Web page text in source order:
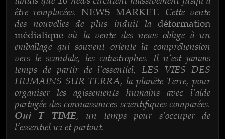
être remplacées.NEWS MARKET. Cette vente
des nouvelles de plus induit la déformation
médiatique où la vente des news oblige à un
emballage qui souvent oriente la compréhension
vers le scandale, les catastrophes. Il n’est jamais
temps de partir de l’essentiel, LES VIES DES
HUMAINS SUR TERRA, la planète Terre, pour
organiser les agissements humains avec l’aide
partagée des connaissances scientifiques comparées.
Oui T TIME, un temps pour s’occuper de
l’essentiel ici et partout.